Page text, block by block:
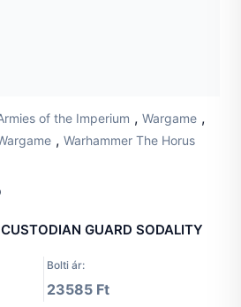
of the Imperium , Wargame ,
, Warhammer The Horus
GUARD SODALITY
Bolti ár:
23585 Ft